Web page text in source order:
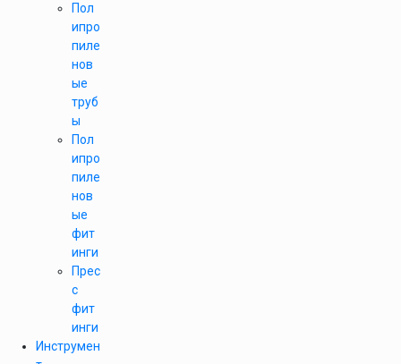
Пол
ипро
пиле
нов
ые
труб
ы
Пол
ипро
пиле
нов
ые
фит
инги
Прес
с
фит
инги
Инструмен